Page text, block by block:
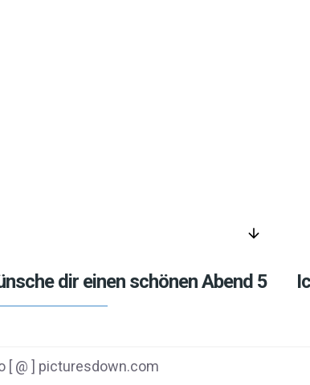
arrow_downward
dir einen schönen Abend 5
@ ] picturesdown.com